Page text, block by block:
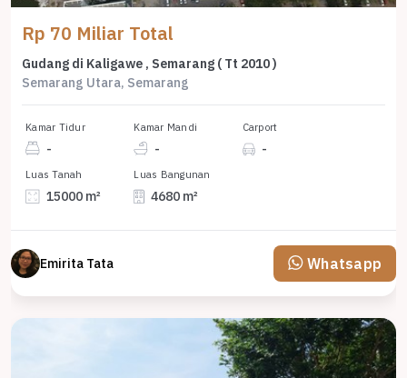
Rp 70 Miliar Total
Gudang di Kaligawe , Semarang ( Tt 2010 )
Semarang Utara, Semarang
Kamar Tidur
-
Kamar Mandi
-
Carport
-
Luas Tanah
15000 m²
Luas Bangunan
4680 m²
Emirita Tata Whatsapp